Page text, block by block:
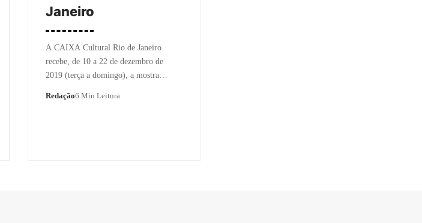
Janeiro
A CAIXA Cultural Rio de Janeiro
recebe, de 10 a 22 de dezembro de
2019 (terça a domingo), a mostra…
Redação6 Min Leitura